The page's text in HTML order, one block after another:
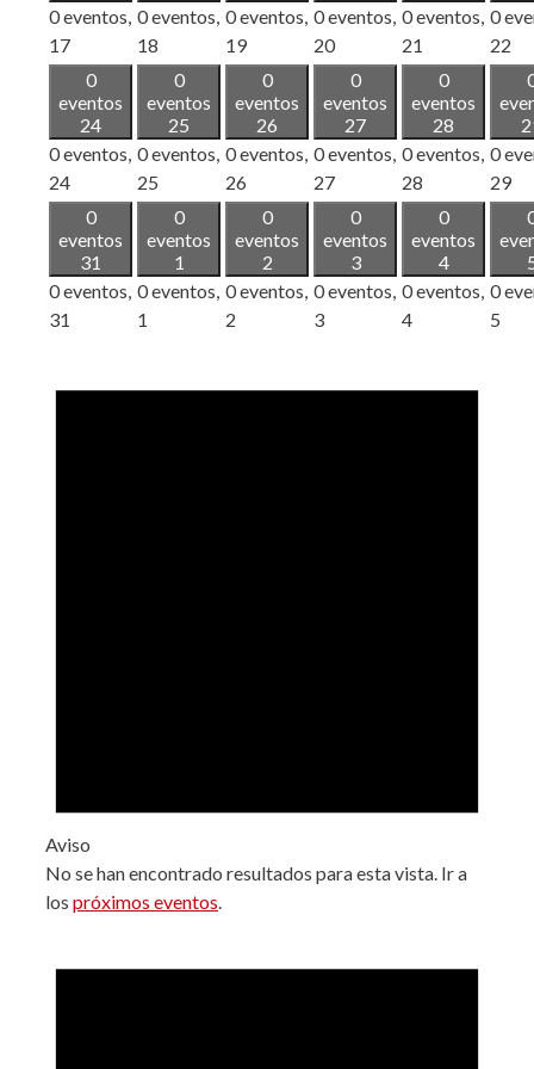
0 eventos,
17
0 eventos,
18
0 eventos,
19
0 eventos,
20
0 eventos,
21
0
22
0
eventos
24
0 eventos,
24
0
eventos
25
0 eventos,
25
0
eventos
26
0 eventos,
26
0
eventos
27
0 eventos,
27
0
eventos
28
0 eventos,
28
0
29
0
eventos
31
0 eventos,
31
0
eventos
1
0 eventos,
1
0
eventos
2
0 eventos,
2
0
eventos
3
0 eventos,
3
0
eventos
4
0 eventos,
4
0
5
Aviso
No se han encontrado resultados para esta vista. Ir a
los próximos eventos.